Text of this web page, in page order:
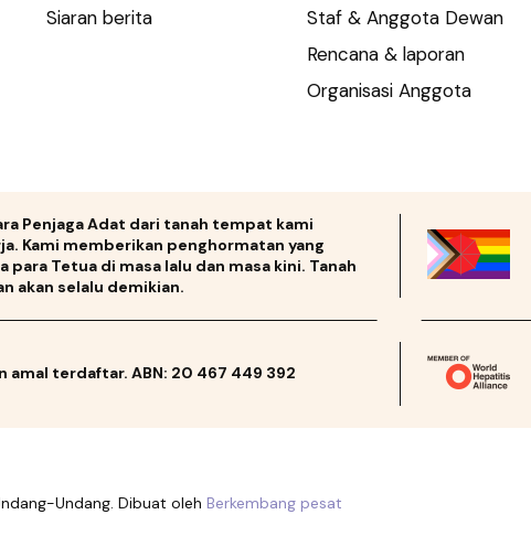
Siaran berita
Staf & Anggota Dewan
Rencana & laporan
Organisasi Anggota
Penjaga Adat dari tanah tempat kami
Kami memberikan penghormatan yang
para Tetua di masa lalu dan masa kini. Tanah
akan selalu demikian.
amal terdaftar. ABN: 20 467 449 392
Undang. Dibuat oleh Berkembang pesat